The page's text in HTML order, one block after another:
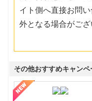
イト側へ直接お問
外となる場合がござ
その他おすすめキャンペ